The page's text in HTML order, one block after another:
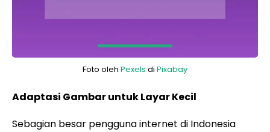
Foto oleh Pexels di Pixabay
Adaptasi Gambar untuk Layar Kecil
Sebagian besar pengguna internet di Indonesia